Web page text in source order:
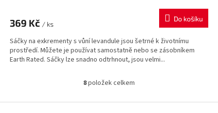
369 Kč / ks
Do košíku
Sáčky na exkrementy s vůní levandule jsou šetrné k životnímu
prostředí. Můžete je používat samostatně nebo se zásobníkem
Earth Rated. Sáčky lze snadno odtrhnout, jsou velmi...
O
l
8položek celkem